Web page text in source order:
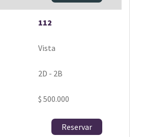
112
Vista
2D - 2B
$ 500.000
Reservar